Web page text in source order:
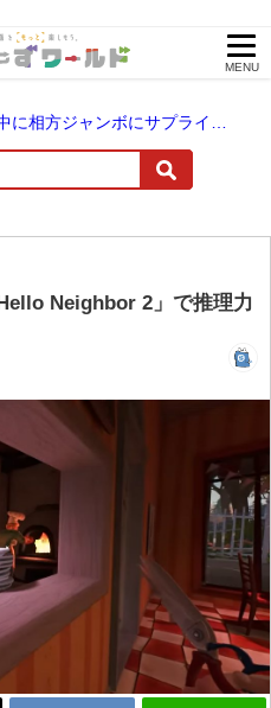
MENU
Neighbor 2」で推理力